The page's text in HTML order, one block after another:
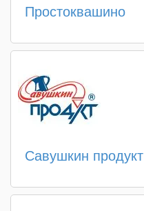
Простоквашино
Савушкин продукт